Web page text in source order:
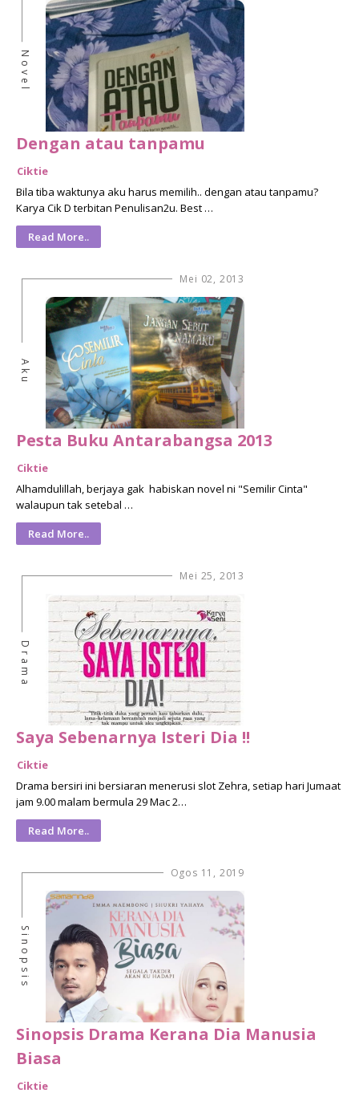
Novel
Dengan atau tanpamu
Ciktie
Bila tiba waktunya aku harus memilih.. dengan atau tanpamu?
Karya Cik D terbitan Penulisan2u. Best …
Read More..
Mei 02, 2013
Aku
Pesta Buku Antarabangsa 2013
Ciktie
Alhamdulillah, berjaya gak habiskan novel ni "Semilir Cinta"
walaupun tak setebal …
Read More..
Mei 25, 2013
Drama
Saya Sebenarnya Isteri Dia !!
Ciktie
Drama bersiri ini bersiaran menerusi slot Zehra, setiap hari Jumaat
jam 9.00 malam bermula 29 Mac 2…
Read More..
Ogos 11, 2019
Sinopsis
Sinopsis Drama Kerana Dia Manusia
Biasa
Ciktie